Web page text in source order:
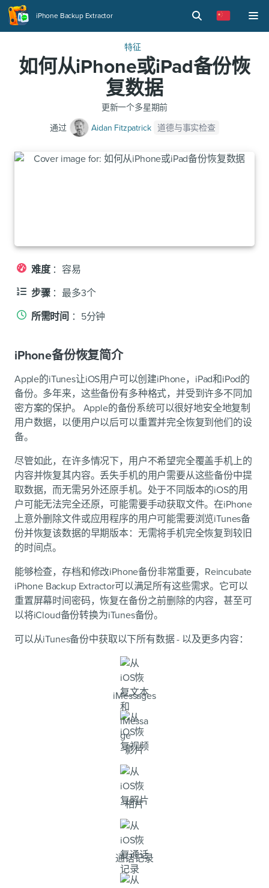
iPhone Backup Extractor
特征
如何从iPhone或iPad备份恢
复数据
更新一个多星期前
通过
Aidan Fitzpatrick 道德与事实检查
难度：容易
步骤：最多3个
所需时间 ：5分钟
iPhone备份恢复简介
Apple的iTunes让iOS用户可以创建iPhone，iPad和iPod的
备份。多年来，这些备份有多种格式，并受到许多不同加
密方案的保护。 Apple的备份系统可以很好地安全地复制
用户数据，以便用户以后可以重置并完全恢复到他们的设
备。
尽管如此，在许多情况下，用户不希望完全覆盖手机上的
内容并恢复其内容。丢失手机的用户需要从这些备份中提
取数据，而无需另外还原手机。处于不同版本的iOS的用
户可能无法完全还原，可能需要手动获取文件。在iPhone
上意外删除文件或应用程序的用户可能需要浏览iTunes备
份并恢复该数据的早期版本：无需将手机完全恢复到较旧
的时间点。
能够检查，存档和修改iPhone备份非常重要，Reincubate
iPhone Backup Extractor可以满足所有这些需求。它可以
重置屏幕时间密码，恢复在备份之前删除的内容，甚至可
以将iCloud备份转换为iTunes备份。
可以从iTunes备份中获取以下所有数据 - 以及更多内容：
iMessages
影片
相片
通话记录